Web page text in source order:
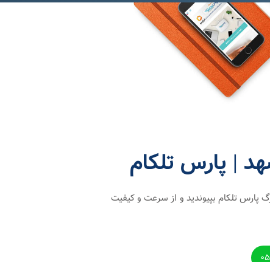
| پارس تلکام
پارس تلکام بپیوندید و از سرعت و کیفیت